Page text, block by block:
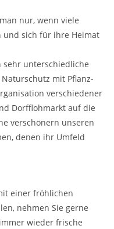
nur, wenn viele
und sich für ihre Heimat
sehr unterschiedliche
mit Pflanz-
verschiedener
Dorfflohmarkt auf die
verschönern unseren
denen ihr Umfeld
einer fröhlichen
nehmen Sie gerne
wieder frische